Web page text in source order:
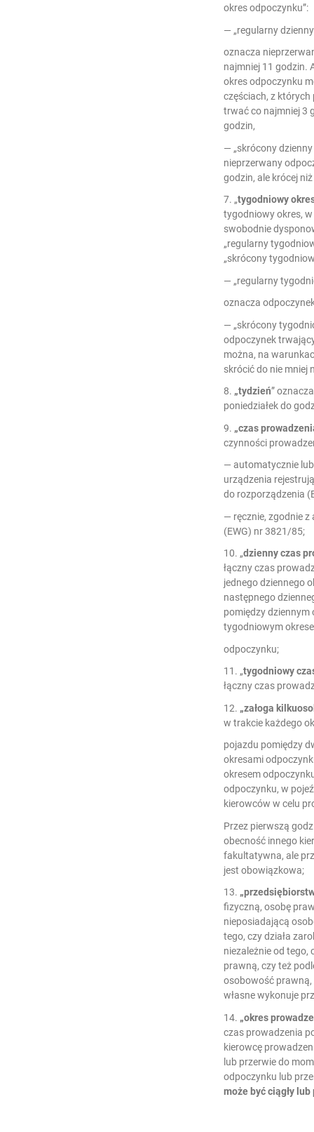
okres odpoczynku”:
— „regularny
oznacza
najmniej 11 godzin.
okres odpoczynku
częściach, z
trwać co najmniej 3
godzin,
— „skrócony
nieprzerwany
godzin, ale krócej
7. „tygodniowy
tygodniowy okres,
swobodnie
„regularny
„skrócony
— „regularny
oznacza
— „skrócony
odpoczynek
można, na
skrócić do nie mniej
8. „tydzień”
poniedziałek do
9. „czas
czynności
— automatycznie
urządzenia
do rozporządzenia
— ręcznie, zgodnie
(EWG) nr 3821/85;
10. „dzienny czas
łączny czas
jednego dziennego
następnego
pomiędzy dziennym
tygodniowym
odpoczynku;
11. „tygodniowy
łączny czas
12. „załoga
w trakcie każdego
pojazdu pomiędzy
okresami
okresem
odpoczynku, w
kierowców w celu
Przez pierwszą
obecność innego
fakultatywna, ale
jest obowiązkowa;
13.
fizyczną, osobę
nieposiadającą
tego, czy działa
niezależnie od tego,
prawną, czy też
osobowość
własne wykonuje
14. „okres
czas prowadzenia
kierowcę
lub przerwie do
odpoczynku lub
może być ciągły